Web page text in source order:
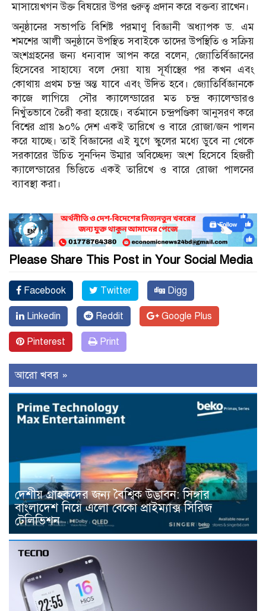
মাসায়েখগন উক্ত বিষয়ের উপর গুরুত্ব প্রদান করে বক্তব্য রাখেন।
অনুষ্ঠানের সভাপতি বিশিষ্ট পরমাণু বিজ্ঞানী অধ্যাপক ড. এম
শমশের আলী অনুষ্ঠানে উপস্থিত সবাইকে তাদের উপস্থিতি ও সক্রিয়
অংশগ্রহনের জন্য ধন্যবাদ আপন করে বলেন, জ্যোতির্বিজ্ঞানের
হিসেবের সাহায্যে বলে দেয়া যায় সূর্যাস্থের পর কখন এবং
কোথায় প্রথম চন্দ্র অন্ত যাবে এবং উদিত হবে। জ্যোতির্বিজ্ঞানকে
কাজে লাগিয়ে সৌর ক্যালেন্ডারের মত চন্দ্র ক্যালেন্ডারও
নিখুঁতভাবে তৈরী করা হয়েছে। বর্তমানে চন্দ্রপণ্ডিকা আনুসরণ করে
বিশ্বের প্রায় ৯০% দেশ একই তারিখে ও বারে রোজা/জন পালন
করে যাচ্ছে। তাই বিজ্ঞানের এই যুগে স্কুলের মধ্যে ডুবে না থেকে
সরকারের উচিত সুনন্দিন উম্মার অবিচ্ছেদ্য অংশ হিসেবে হিজরী
ক্যালেন্ডারের ভিত্তিতে একই তারিখে ও বারে রোজা পালনের
ব্যাবস্থা করা।
Please Share This Post in Your Social Media
Facebook Twitter Digg
Linkedin Reddit Google Plus
Pinterest Print
আরো খবর »
দেশীয় গ্রাহকদের জন্য বৈশ্বিক উদ্ভাবন: সিঙ্গার
বাংলাদেশ নিয়ে এলো বেকো প্রাইম্যাক্স সিরিজ
টেলিভিশন